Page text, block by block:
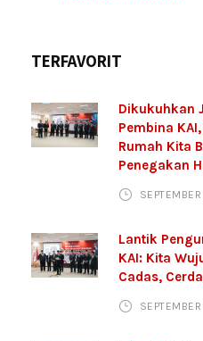
TERFAVORIT
Dikukuhkan
Pembina
Rumah Kita
Penegakan
Lantik
KAI: Kita
Cadas,